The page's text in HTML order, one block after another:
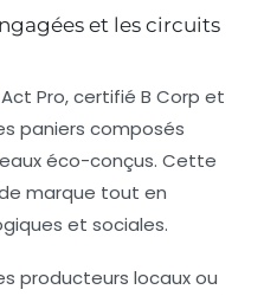
et les circuits
Pro, certifié B Corp et
paniers composés
éco-conçus. Cette
marque tout en
et sociales.
producteurs locaux ou